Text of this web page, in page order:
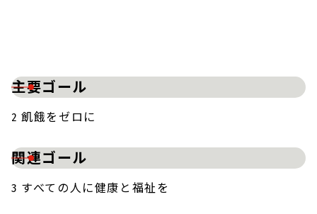
主要ゴール
2 飢餓をゼロに
関連ゴール
3 すべての人に健康と福祉を